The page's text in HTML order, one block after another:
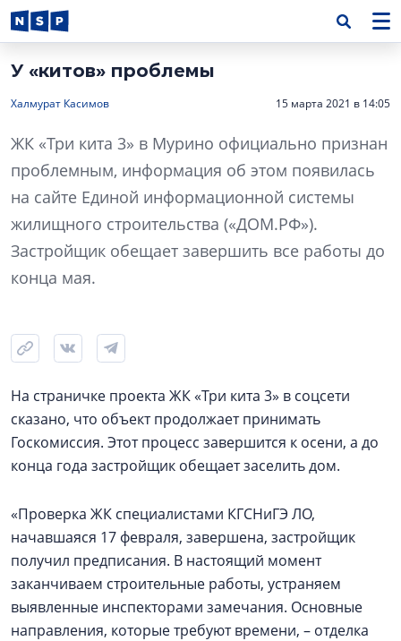
У «китов» проблемы
Халмурат Касимов 15 марта 2021 в 14:05
ЖК «Три кита 3» в Мурино официально признан
проблемным, информация об этом появилась
на сайте Единой информационной системы
жилищного строительства («ДОМ.РФ»).
Застройщик обещает завершить все работы до
конца мая.
На страничке проекта ЖК «Три кита 3» в соцсети
сказано, что объект продолжает принимать
Госкомиссия. Этот процесс завершится к осени, а до
конца года застройщик обещает заселить дом.
«Проверка ЖК специалистами КГСНиГЭ ЛО,
начавшаяся 17 февраля, завершена, застройщик
получил предписания. В настоящий момент
заканчиваем строительные работы, устраняем
выявленные инспекторами замечания. Основные
направления, которые требуют времени, – отделка